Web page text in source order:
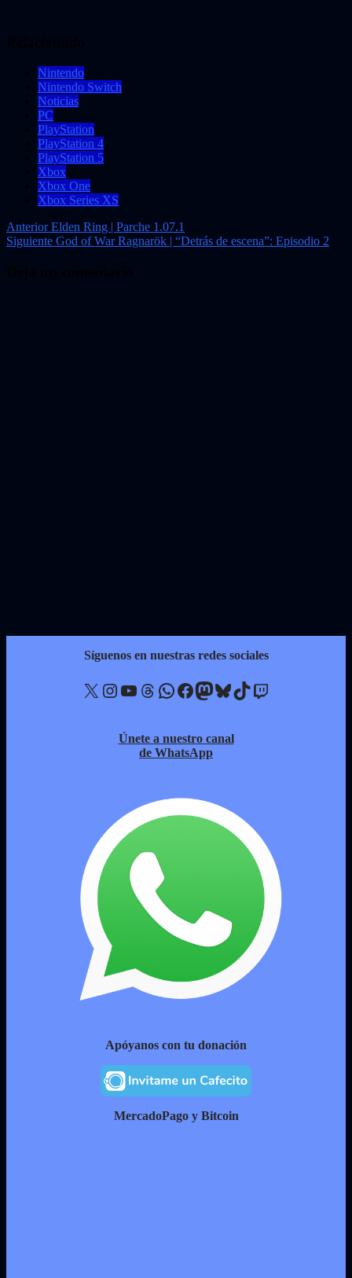
Nintendo
Nintendo Switch
Noticias
PC
PlayStation
PlayStation 4
PlayStation 5
Xbox
Xbox One
Xbox Series XS
Navegación
de
AnteriorElden Ring | Parche 1.07.1
Siguiente God of War Ragnarök | “Detrás de escena”: Episodio 2
Síguenos en nuestras redes sociales
X Instagram YouTube Threads WhatsApp Facebook Mastodon Bluesky TikTok Twitch
Únete a nuestro canal
de WhatsApp
Apóyanos con tu donación
MercadoPago y Bitcoin